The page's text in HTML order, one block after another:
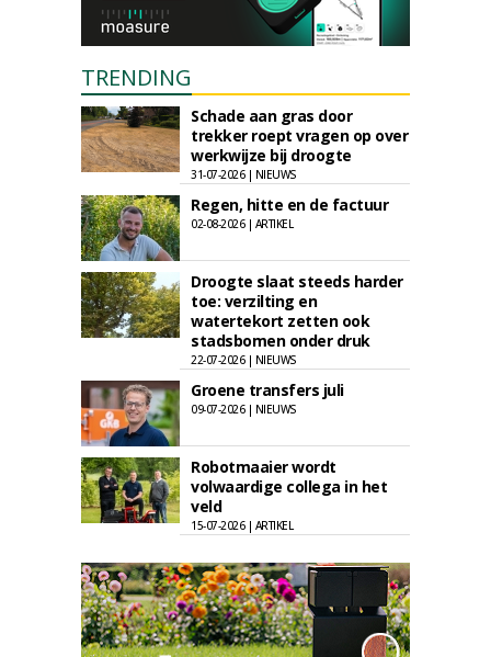
TRENDING
Schade aan gras door
trekker roept vragen op over
werkwijze bij droogte
31-07-2026 | NIEUWS
Regen, hitte en de factuur
02-08-2026 | ARTIKEL
Droogte slaat steeds harder
toe: verzilting en
watertekort zetten ook
stadsbomen onder druk
22-07-2026 | NIEUWS
Groene transfers juli
09-07-2026 | NIEUWS
Robotmaaier wordt
volwaardige collega in het
veld
15-07-2026 | ARTIKEL